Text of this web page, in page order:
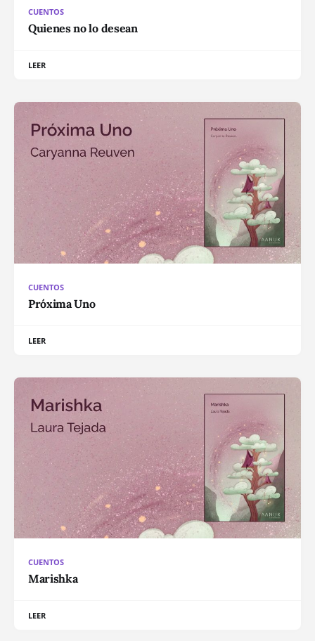
CUENTOS
Quienes no lo desean
LEER
CUENTOS
Próxima Uno
LEER
CUENTOS
Marishka
LEER